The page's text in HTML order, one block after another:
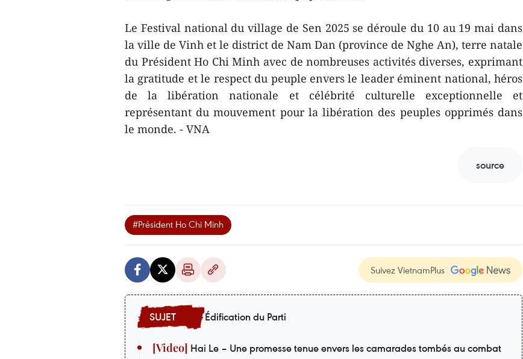
Le Festival national du village de Sen 2025 se déroule du 10 au 19 mai dans
la ville de Vinh et le district de Nam Dan (province de Nghe An), terre natale
du Président Ho Chi Minh avec de nombreuses activités diverses, exprimant
la gratitude et le respect du peuple envers le leader éminent national, héros
de la libération nationale et célébrité culturelle exceptionnelle et
représentant du mouvement pour la libération des peuples opprimés dans
le monde. - VNA
source
#Président Ho Chi Minh
Suivez VietnamPlus
Édification du Parti
Hai Le – Une promesse tenue envers les camarades tombés au combat